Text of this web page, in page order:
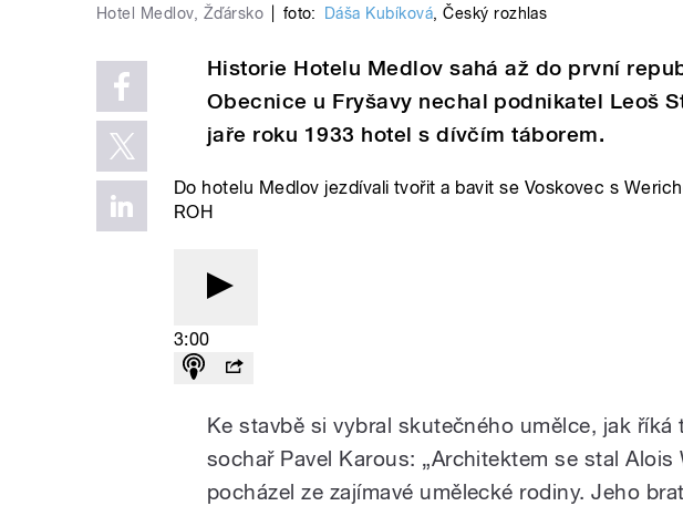
Hotel Medlov, Žďársko foto: Dáša Kubíková,Český rozhlas
Historie Hotelu Medlov sahá až do první
Obecnice u Fryšavy nechal podnikatel Leoš
jaře roku 1933 hotel s dívčím táborem.
Do hotelu Medlov jezdívali tvořit a bavit se Voskovec s
ROH
3:00
Ke stavbě si vybral skutečného umělce, jak říká
sochař Pavel Karous: „Architektem se stal Alois
pocházel ze zajímavé umělecké rodiny. Jeho